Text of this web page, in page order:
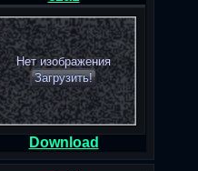
Нет изображения
Загрузить!
Download